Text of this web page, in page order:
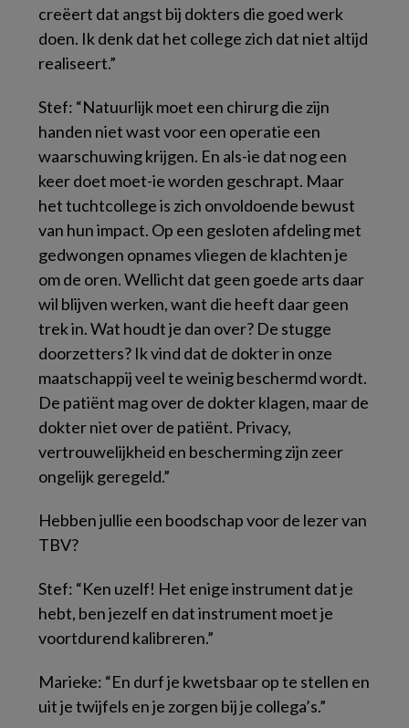
creëert dat angst bij dokters die goed werk
doen. Ik denk dat het college zich dat niet altijd
realiseert.”
Stef: “Natuurlijk moet een chirurg die zijn
handen niet wast voor een operatie een
waarschuwing krijgen. En als-ie dat nog een
keer doet moet-ie worden geschrapt. Maar
het tuchtcollege is zich onvoldoende bewust
van hun impact. Op een gesloten afdeling met
gedwongen opnames vliegen de klachten je
om de oren. Wellicht dat geen goede arts daar
wil blijven werken, want die heeft daar geen
trek in. Wat houdt je dan over? De stugge
doorzetters? Ik vind dat de dokter in onze
maatschappij veel te weinig beschermd wordt.
De patiënt mag over de dokter klagen, maar de
dokter niet over de patiënt. Privacy,
vertrouwelijkheid en bescherming zijn zeer
ongelijk geregeld.”
Hebben jullie een boodschap voor de lezer van
TBV?
Stef: “Ken uzelf! Het enige instrument dat je
hebt, ben jezelf en dat instrument moet je
voortdurend kalibreren.”
Marieke: “En durf je kwetsbaar op te stellen en
uit je twijfels en je zorgen bij je collega’s.”